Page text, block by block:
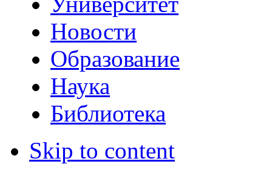
Новости
Образование
Наука
Библиотека
Skip to content